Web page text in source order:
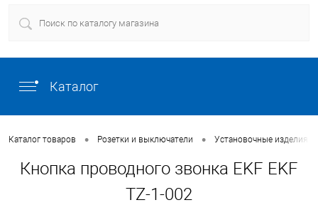
Каталог
Каталог товаров • Розетки и выключатели • Установочные изделия
Кнопка проводного звонка EKF EKF
TZ-1-002